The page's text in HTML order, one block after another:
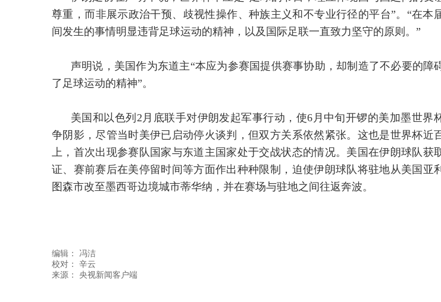
尊重，而非展示政治干预、歧视性操作、种族主义和不专业行径的平台”。“在本
间发生的事情明显违背足球运动的精神，以及国际足联一直致力坚守的原则。”
声明说，美国作为东道主“本应为参赛国提供赛事协助，却制造了不必要的障
了足球运动的精神”。
美国和以色列2月底联手对伊朗发起军事行动，使6月中旬开锣的美加墨世界
争阴影，尽管当时美伊已启动停火谈判，但双方关系依然紧张。这也是世界杯近
上，首次出现参赛队国家与东道主国家处于交战状态的情况。美国在伊朗球队获
证、赛前赛后在美停留时间等方面作出种种限制，迫使伊朗球队将驻地从美国亚
图森市改至墨西哥边境城市蒂华纳，并在赛场与驻地之间往返奔波。
编辑： 冯洁
校对： 辛云